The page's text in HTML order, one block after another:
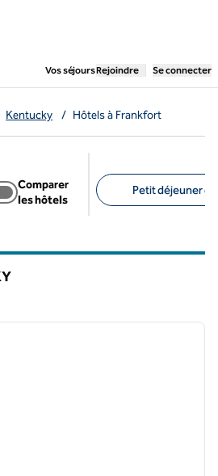
Vos séjours,ouvre un nouvel
Rejoindre Se connecter
Kentucky / Hôtels à Frankfort
Comparer
les hôtels
Petit déjeuner